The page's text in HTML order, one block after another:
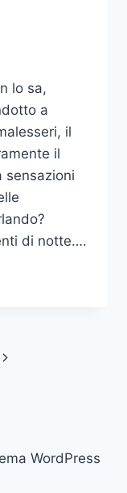
lo sa,
a
il
il
sensazioni
di notte….
Pagina
WordPress